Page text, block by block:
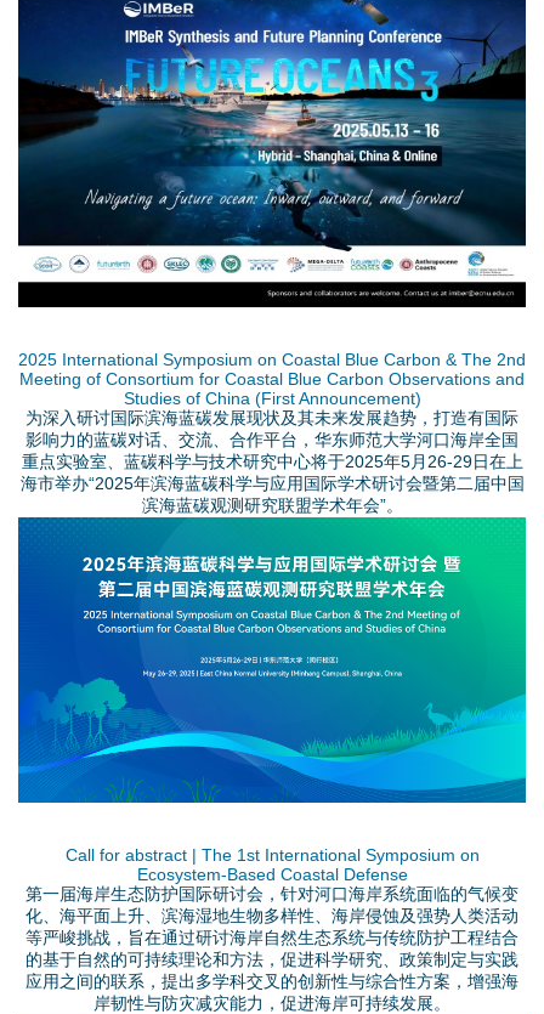
.
j
g
上
传
j
p
g
2025 International Symposium on Coastal Blue Carbon & The 2nd
Meeting of Consortium for Coastal Blue Carbon Observations and
Studies of China (First Announcement)
为深入研讨国际滨海蓝碳发展现状及其未来发展趋势，打造有国际
影响力的蓝碳对话、交流、合作平台，华东师范大学河口海岸全国
重点实验室、蓝碳科学与技术研究中心将于2025年5月26-29日在上
海市举办“2025年滨海蓝碳科学与应用国际学术研讨会暨第二届中国
滨海蓝碳观测研究联盟学术年会”。
.
j
Call for abstract | The 1st International Symposium on
Ecosystem-Based Coastal Defense
第一届海岸生态防护国际研讨会，针对河口海岸系统面临的气候变
化、海平面上升、滨海湿地生物多样性、海岸侵蚀及强势人类活动
等严峻挑战，旨在通过研讨海岸自然生态系统与传统防护工程结合
的基于自然的可持续理论和方法，促进科学研究、政策制定与实践
应用之间的联系，提出多学科交叉的创新性与综合性方案，增强海
岸韧性与防灾减灾能力，促进海岸可持续发展。